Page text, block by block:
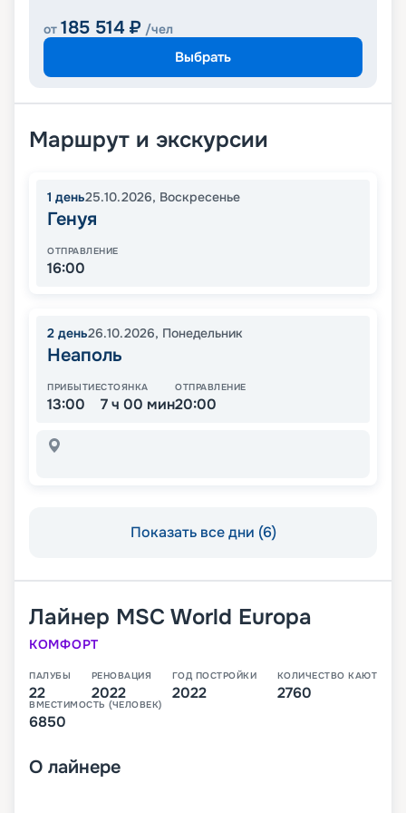
от 185 514 ₽ /чел
Выбрать
Маршрут и экскурсии
1 день25.10.2026, Воскресенье
Генуя
ОТПРАВЛЕНИЕ
16:00
2 день26.10.2026, Понедельник
Неаполь
ПРИБЫТИЕ
13:00
СТОЯНКА
7 ч 00 мин
ОТПРАВЛЕНИЕ
20:00
Показать все дни (6)
Лайнер MSC World Europa
КОМФОРТ
ПАЛУБЫ
22
РЕНОВАЦИЯ
2022
ГОД ПОСТРОЙКИ
2022
КОЛИЧЕСТВО КАЮТ
2760
ВМЕСТИМОСТЬ (ЧЕЛОВЕК)
6850
О лайнере